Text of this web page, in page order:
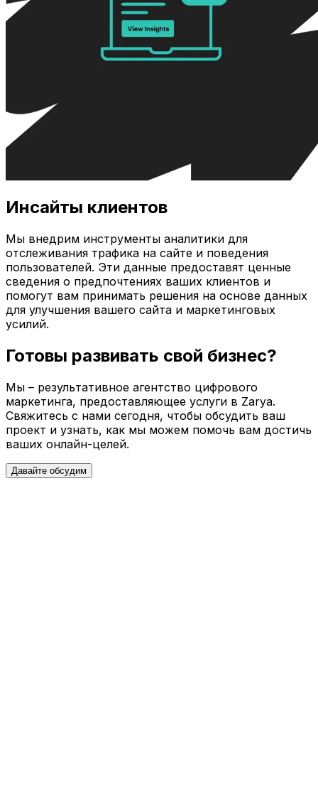
Инсайты клиентов
Мы внедрим инструменты аналитики для
отслеживания трафика на сайте и поведения
пользователей. Эти данные предоставят ценные
сведения о предпочтениях ваших клиентов и
помогут вам принимать решения на основе данных
для улучшения вашего сайта и маркетинговых
усилий.
Готовы развивать свой бизнес?
Мы – результативное агентство цифрового
маркетинга, предоставляющее услуги в Zarya.
Свяжитесь с нами сегодня, чтобы обсудить ваш
проект и узнать, как мы можем помочь вам достичь
ваших онлайн-целей.
Давайте обсудим